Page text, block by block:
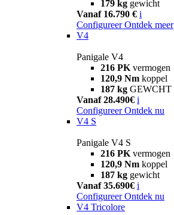
179 kg gewicht
Vanaf 16.790 € i
Configureer Ontdek meer
V4
Panigale V4
216 PK vermogen
120,9 Nm koppel
187 kg GEWCHT
Vanaf 28.490€ i
Configureer Ontdek nu
V4 S
Panigale V4 S
216 PK vermogen
120,9 Nm koppel
187 kg gewicht
Vanaf 35.690€ i
Configureer Ontdek nu
V4 Tricolore